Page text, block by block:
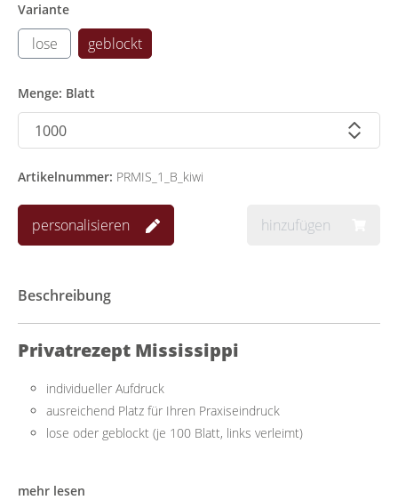
Variante
lose geblockt
Menge: Blatt
Artikelnummer: PRMIS_1_B_kiwi
personalisieren hinzufügen
Beschreibung
Privatrezept Mississippi
individueller Aufdruck
ausreichend Platz für Ihren Praxiseindruck
lose oder geblockt (je 100 Blatt, links verleimt)
mehr lesen